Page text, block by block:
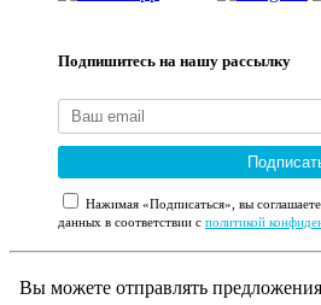
Подпишитесь на нашу рассылку
Нажимая «Подписаться», вы
данных в соответствии с политикой
Вы можете отправлять